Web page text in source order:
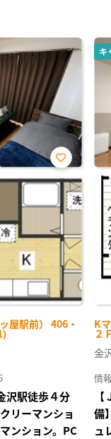
屋駅前） 406・
お気
に入
り登
録
沢駅徒歩４分
リーマンショ
ンション。PC
キ
K
２
金
情
備
ュ